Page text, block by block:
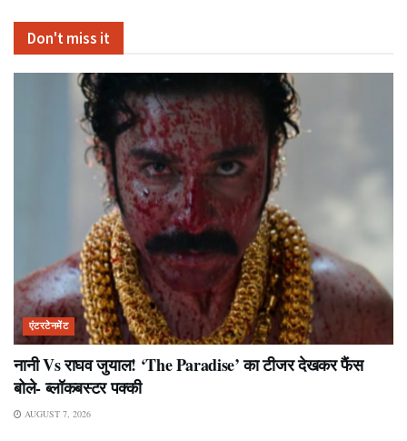
Don't miss it
एंटरटेनमेंट
नानी Vs राघव जुयाल! ‘The Paradise’ का टीजर देखकर फैंस
बोले- ब्लॉकबस्टर पक्की
AUGUST 7, 2026